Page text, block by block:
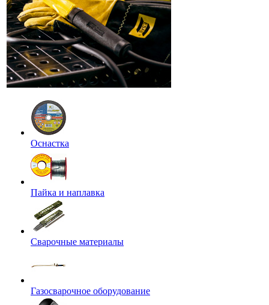
Оснастка
Пайка и наплавка
Сварочные материалы
Газосварочное оборудование